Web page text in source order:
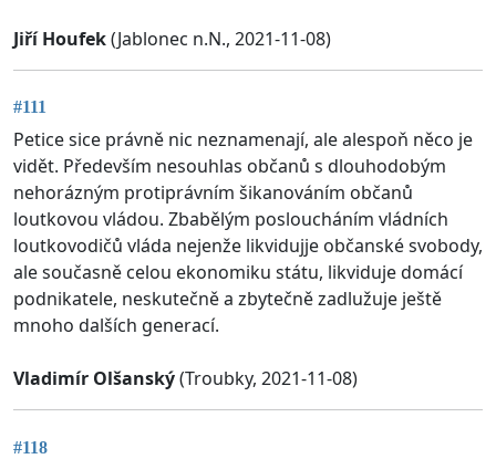
Jiří Houfek(Jablonec n.N., 2021-11-08)
#111
Petice sice právně nic neznamenají, ale alespoň něco je
vidět. Především nesouhlas občanů s dlouhodobým
nehorázným protiprávním šikanováním občanů
loutkovou vládou. Zbabělým posloucháním vládních
loutkovodičů vláda nejenže likvidujje občanské svobody,
ale současně celou ekonomiku státu, likviduje domácí
podnikatele, neskutečně a zbytečně zadlužuje ještě
mnoho dalších generací.
Vladimír Olšanský(Troubky, 2021-11-08)
#118